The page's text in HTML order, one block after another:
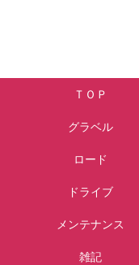
ＴＯＰ
グラベル
ロード
ドライブ
メンテナンス
雑記